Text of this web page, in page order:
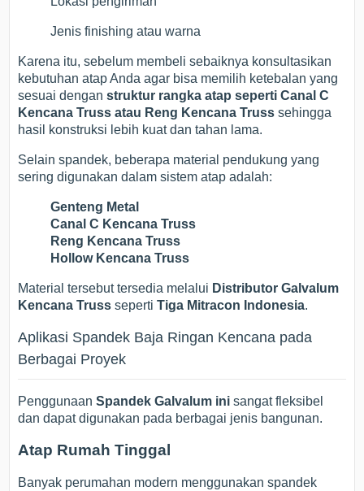
Jenis finishing atau warna
Karena itu, sebelum membeli sebaiknya konsultasikan
kebutuhan atap Anda agar bisa memilih ketebalan yang
sesuai denganstruktur rangka atap seperti Canal C
Kencana Truss atau Reng Kencana Truss sehingga
hasil konstruksi lebih kuat dan tahan lama.
Selain spandek, beberapa material pendukung yang
sering digunakan dalam sistem atap adalah:
Genteng Metal
Canal C Kencana Truss
Reng Kencana Truss
Hollow Kencana Truss
Material tersebut tersedia melalui Distributor Galvalum
Kencana Truss sepertiTiga Mitracon Indonesia.
Aplikasi Spandek Baja Ringan Kencana pada
Berbagai Proyek
PenggunaanSpandek Galvalum ini sangat fleksibel
dan dapat digunakan pada berbagai jenis bangunan.
Atap Rumah Tinggal
Banyak perumahan modern menggunakan spandek